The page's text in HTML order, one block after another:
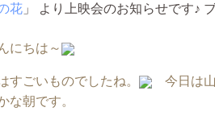
花 」 より上映会のお知らせです♪
にちは～
すごいものでしたね。
今日は山
な朝です。